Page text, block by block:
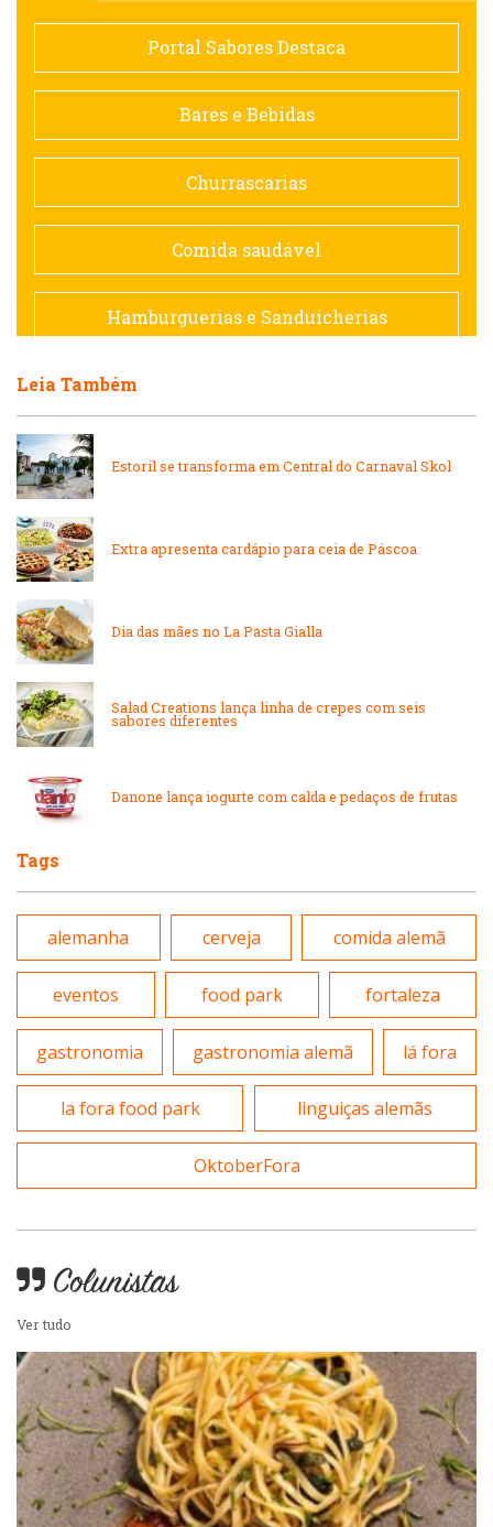
Comida saudável
Contemporânea
Doceria
Espanhola
Francesa
Lanchonetes
Massas
Padarias e Confeitarias
Portuguesa
Self-service
Sobremesas e sorvetes
Portal Sabores Destaca
Bares e Bebidas
Churrascarias
Comida saudável
Hamburguerias e Sanduicherias
Pizzarias
Portuguesa
Variados
Leia Também
Estoril se transforma em Central do Carnaval Skol
Extra apresenta cardápio para ceia de Páscoa
Dia das mães no La Pasta Gialla
Salad Creations lança linha de crepes com seis
sabores diferentes
Danone lança iogurte com calda e pedaços de frutas
Tags
alemanha cerveja comida alemã
eventos food park fortaleza
gastronomia gastronomia alemã lá fora
la fora food park linguiças alemãs
OktoberFora
Colunistas
Ver tudo